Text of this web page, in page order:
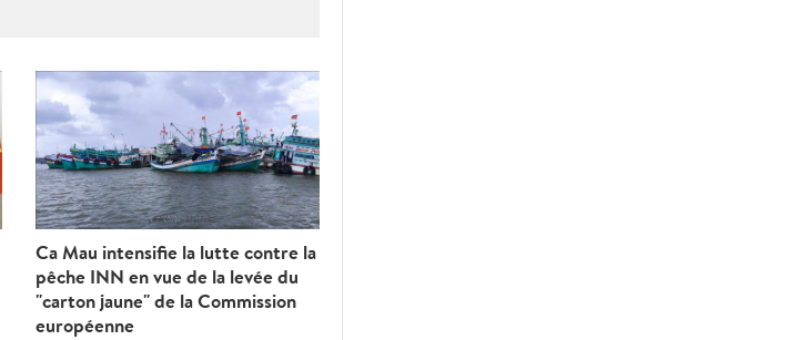
Ca Mau intensifie la lutte contre la
pêche INN en vue de la levée du
"carton jaune" de la Commission
européenne